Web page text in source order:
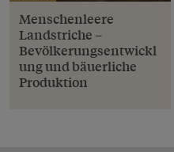
Menschenleere
Landstriche –
Bevölkerungsentwickl
ung und bäuerliche
Produktion